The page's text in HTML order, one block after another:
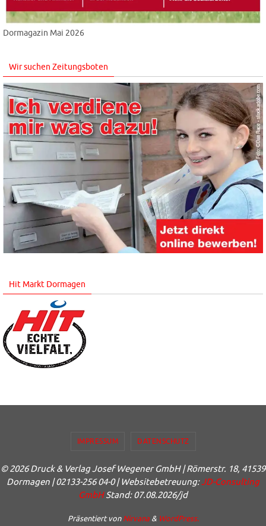
Dormagazin Mai 2026
Wir suchen Zeitungsboten
Hit Markt Dormagen
IMPRESSUM DATENSCHUTZ
© 2026 Druck & Verlag Josef Wegener GmbH | Römerstr. 18, 41539
Dormagen | 02133-256 04-0 | Websitebetreuung:JD-Consulting
GmbHStand: 07.08.2026/jd
Präsentiert vonNirvana& WordPress.